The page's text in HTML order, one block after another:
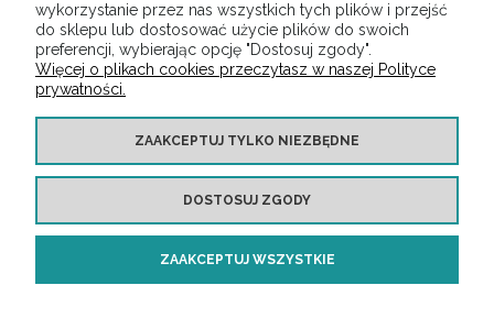
MOJE KONTO
INFORMACJE
O NAS
Copyright ©https://audiotop.pl/ Wszelkie prawa zastrzeżone
wykorzystanie przez nas wszystkich tych plików i przejść
do sklepu lub dostosować użycie plików do swoich
preferencji, wybierając opcję "Dostosuj zgody".
Więcej o plikach cookies przeczytasz w naszej Polityce
prywatności.
ZAAKCEPTUJ TYLKO NIEZBĘDNE
DOSTOSUJ ZGODY
ZAAKCEPTUJ WSZYSTKIE